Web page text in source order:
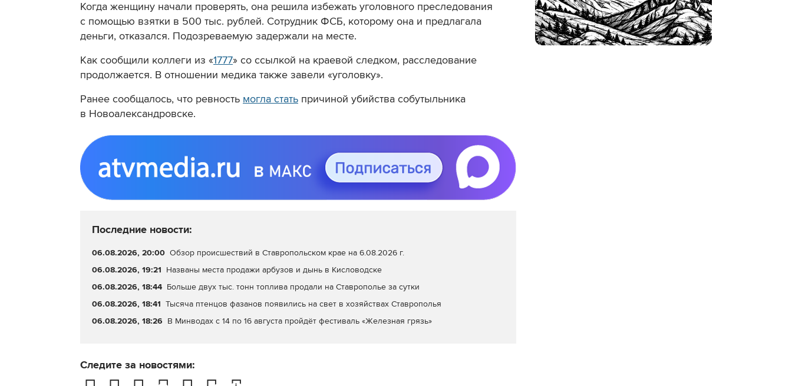
Когда женщину начали проверять, она решила избежать уголовного преследования
с помощью взятки в 500 тыс. рублей. Сотрудник ФСБ, которому она и предлагала
деньги, отказался. Подозреваемую задержали на месте.
Как сообщили коллеги из «1777» со ссылкой на краевой следком, расследование
продолжается. В отношении медика также завели «уголовку».
Ранее сообщалось, что ревность могла стать причиной убийства собутыльника
в Новоалександровске.
Последние новости:
06.08.2026, 20:00 Обзор происшествий в Ставропольском крае на 6.08.2026 г.
06.08.2026, 19:21 Названы места продажи арбузов и дынь в Кисловодске
06.08.2026, 18:44 Больше двух тыс. тонн топлива продали на Ставрополье за сутки
06.08.2026, 18:41 Тысяча птенцов фазанов появились на свет в хозяйствах Ставрополья
06.08.2026, 18:26 В Минводах с 14 по 16 августа пройдёт фестиваль «Железная грязь»
Следите за новостями: